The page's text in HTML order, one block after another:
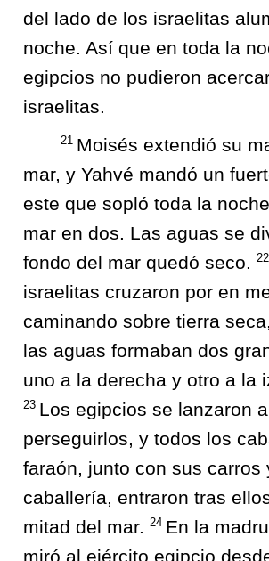
del lado de los israelitas
noche. Así que en toda la
egipcios no pudieron
israelitas.
21 Moisés extendió su
mar, y Yahvé mandó un
este que sopló toda la
mar en dos. Las aguas se
fondo del mar quedó seco. 22
israelitas cruzaron por en
caminando sobre tierra
las aguas formaban dos
uno a la derecha y otro a la
23 Los egipcios se lanzaron a
perseguirlos, y todos los
faraón, junto con sus carros
caballería, entraron tras
mitad del mar. 24 En la
miró al ejército egipcio